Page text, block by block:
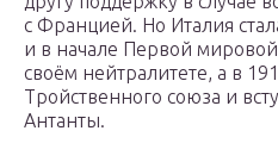
с Францией. Но Италия
и в начале Первой
своём нейтралитете, а в
Тройственного союза и
Антанты.